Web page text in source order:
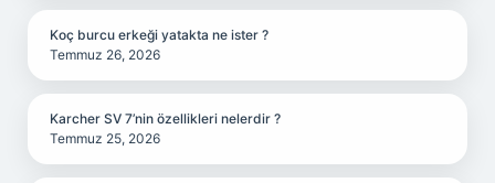
Koç burcu erkeği yatakta ne ister ?
Temmuz 26, 2026
Karcher SV 7’nin özellikleri nelerdir ?
Temmuz 25, 2026